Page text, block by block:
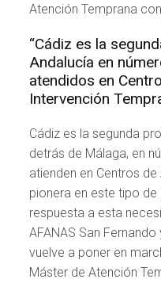
Atención Temprana
“Cádiz es la
Andalucía en
atendidos en
Intervención
Cádiz es la segunda
detrás de Málaga, en
atienden en Centros
pionera en este tipo
respuesta a esta
AFANAS San
vuelve a poner en
Máster de Atención